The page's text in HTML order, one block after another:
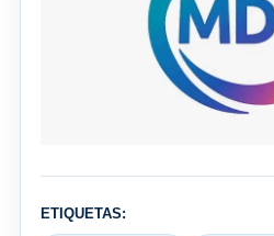
ETIQUETAS: